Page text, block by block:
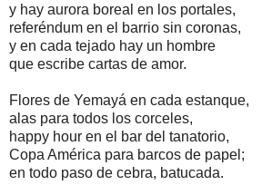
y hay aurora boreal en los portales,
referéndum en el barrio sin coronas,
y en cada tejado hay un hombre
que escribe cartas de amor.
Flores de Yemayá en cada estanque,
alas para todos los corceles,
happy hour en el bar del tanatorio,
Copa América para barcos de papel;
en todo paso de cebra, batucada.